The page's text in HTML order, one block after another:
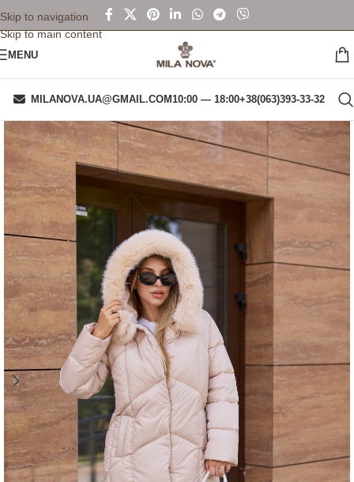
Skip to navigation
Skip to main content
MENU
MILANOVA.UA@GMAIL.COM10:00 — 18:00+38(063)393-33-32